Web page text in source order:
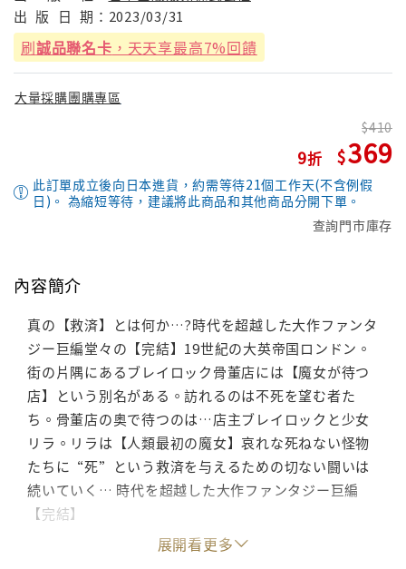
出 版 日 期： 2023/03/31
刷誠品聯名卡 ，天天享最高7%回饋
大量採購團購專區
9
410
369
此訂單成立後向日本進貨，約需等待21個工作天(不含例假
日)。 為縮短等待，建議將此商品和其他商品分開下單。
查詢門市庫存
內容簡介
真の【救済】とは何か…?時代を超越した大作ファンタ
ジー巨編堂々の【完結】19世紀の大英帝国ロンドン。
街の片隅にあるブレイロック骨董店には【魔女が待つ
店】という別名がある。訪れるのは不死を望む者た
ち。骨董店の奥で待つのは…店主ブレイロックと少女
リラ。リラは【人類最初の魔女】哀れな死ねない怪物
たちに“死”という救済を与えるための切ない闘いは
続いていく… 時代を超越した大作ファンタジー巨編
【完結】
展開看更多